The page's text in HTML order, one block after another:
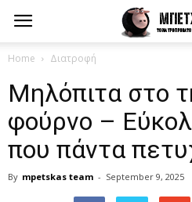
Home Διατροφή
Μηλόπιτα στο
φούρνο –
που πάντα
By mpetskas team - September 9, 2025